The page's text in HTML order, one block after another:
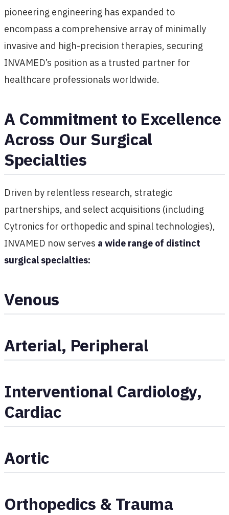
pioneering engineering has expanded to
encompass a comprehensive array of minimally
invasive and high-precision therapies, securing
INVAMED’s position as a trusted partner for
healthcare professionals worldwide.
A Commitment to Excellence
Across Our Surgical
Specialties
Driven by relentless research, strategic
partnerships, and select acquisitions (including
Cytronics for orthopedic and spinal technologies),
INVAMED now serves a wide range of distinct
surgical specialties:
Venous
Arterial, Peripheral
Interventional Cardiology,
Cardiac
Aortic
Orthopedics & Trauma